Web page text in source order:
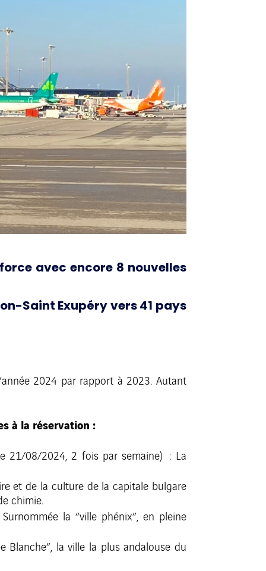
avec encore 8 nouvelles
Saint Exupéry vers 41 pays
2024 par rapport à 2023. Autant
à la réservation :
21/08/2024, 2 fois par semaine) : La
et de la culture de la capitale bulgare
chimie.
la “ville phénix”, en pleine
Blanche”, la ville la plus andalouse du